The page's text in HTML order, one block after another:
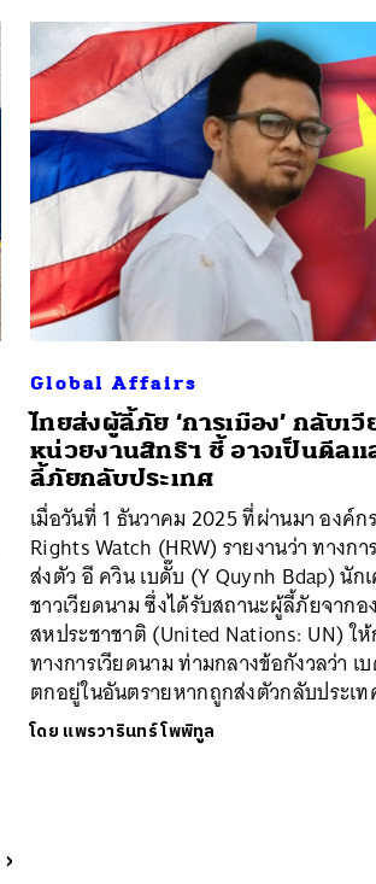
Global Affairs
ไทยส่งผู้ลี้ภัย ‘การเมือง’ กลับเ
หน่วยงานสิทธิฯ ชี้ อาจเป็นดีล
ลี้ภัยกลับประเทศ
เมื่อวันที่ 1 ธันวาคม 2025 ที่ผ่านมา องค์ก
Rights Watch (HRW) รายงานว่า ทางกา
ส่งตัว อี ควิน เบดั๊บ (Y Quynh Bdap) นัก
ชาวเวียดนาม ซึ่งได้รับสถานะผู้ลี้ภัยจากอ
สหประชาชาติ (United Nations: UN) ใ
ทางการเวียดนาม ท่ามกลางข้อกังวลว่า เ
ตกอยู่ในอันตรายหากถูกส่งตัวกลับประเ
โดย แพรวารินทร์ โพพิทูล
›